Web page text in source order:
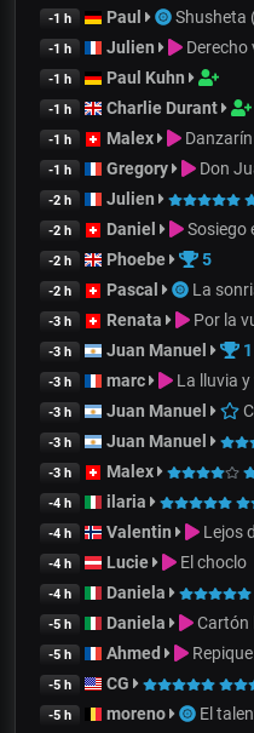
-1 h Paul Shusheta
-1 h Julien Derecho
-1 h Paul Kuhn
-1 h Charlie Durant
-1 h Malex Danzarín
-1 h Gregory Don
-2 h Julien
-2 h Daniel Sosiego
-2 h Phoebe 5
-2 h Pascal La
-3 h Renata Por la
-3 h Juan Manuel 1
-3 h marc La lluvia y
-3 h Juan Manuel
-3 h Juan Manuel
-3 h Malex
-4 h ilaria
-4 h Valentin Lejos
-4 h Lucie El choclo
-4 h Daniela
-5 h Daniela Cartón
-5 h Ahmed
-5 h CG
-5 h moreno El